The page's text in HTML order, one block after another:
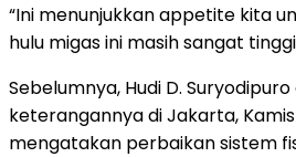
“Ini menunjukkan appetite kita
hulu migas ini masih sangat
Sebelumnya, Hudi D.
keterangannya di Jakarta,
mengatakan perbaikan sistem